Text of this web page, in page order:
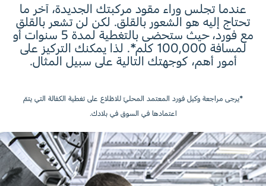
التوجيه
التوجيه
السلامة
السلامة
جميع القطع الداخلية المشحمة
رؤوس الأسطوانات
بخاخات الديزل
عندما تجلس وراء مقود مركبتك الجديدة، آخر ما
تحتاج إليه هو الشعور بالقلق. لكن لن تشعر بالقلق
مع فورد، حيث ستحضى بالتغطية لمدة 5 سنوات أو
لمسافة 100,000 كلم*. لذا يمكنك التركيز على
أمور أهم، كوجهتك التالية على سبيل المثال.
*يرجى مراجعة وكيل فورد المعتمد المحليّ للاطّلاع على تغطية الكفالة التي يتمّ
اعتمادها في السوق في بلادك.